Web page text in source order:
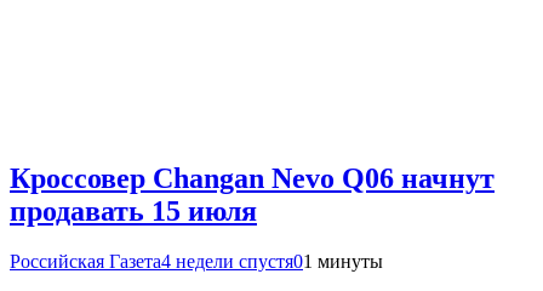
Кроссовер Changan Nevo Q06 начнут
продавать 15 июля
Российская Газета4 недели спустя01 минуты